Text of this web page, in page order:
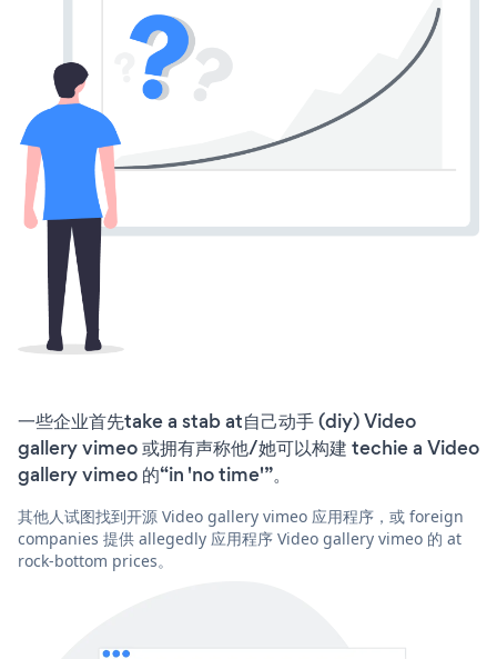
一些企业首先take a stab at自己动手 (diy) Video
gallery vimeo 或拥有声称他/她可以构建 techie a Video
gallery vimeo 的“in 'no time'”。
其他人试图找到开源 Video gallery vimeo 应用程序，或 foreign
companies 提供 allegedly 应用程序 Video gallery vimeo 的 at
rock-bottom prices。